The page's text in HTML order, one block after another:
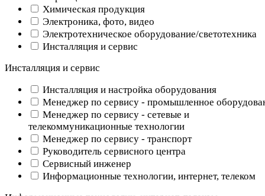
Химическая продукция
Электроника, фото, видео
Электротехническое оборудование/светотехника
Инсталляция и сервис
Инсталляция и сервис
Инсталляция и настройка оборудования
Менеджер по сервису - промышленное
Менеджер по сервису - сетевые и
телекоммуникационные технологии
Менеджер по сервису - транспорт
Руководитель сервисного центра
Сервисный инженер
Информационные технологии, интернет, телеком